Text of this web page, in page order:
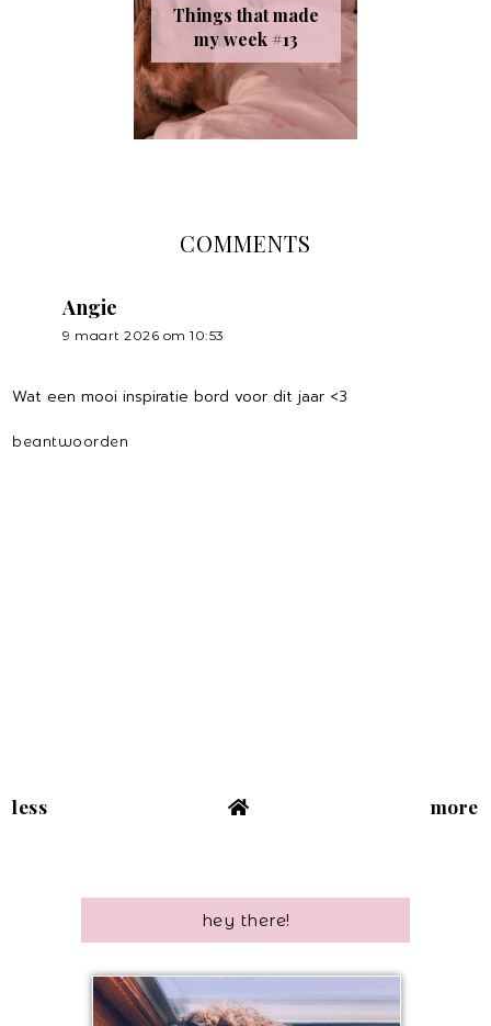
Things that made
my week #13
COMMENTS
Angie
9 maart 2026 om 10:53
Wat een mooi inspiratie bord voor dit jaar <3
beantwoorden
less more
hey there!